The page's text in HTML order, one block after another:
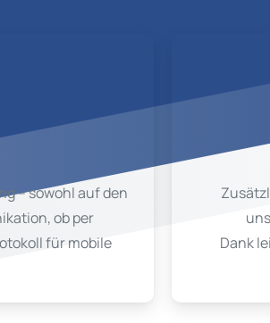
– sowohl auf den
ob per
für mobile
Dank